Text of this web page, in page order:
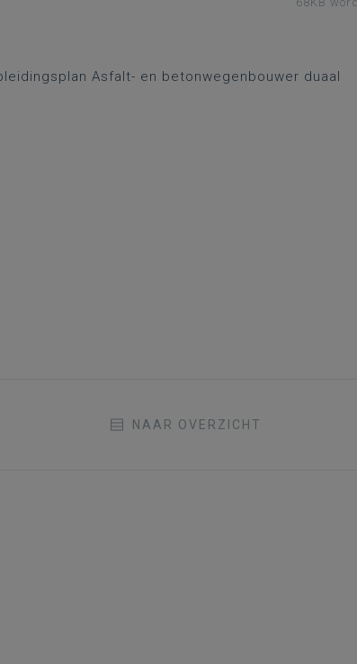
Asfalt- en betonwegenbouwer duaal
NAAR OVERZICHT